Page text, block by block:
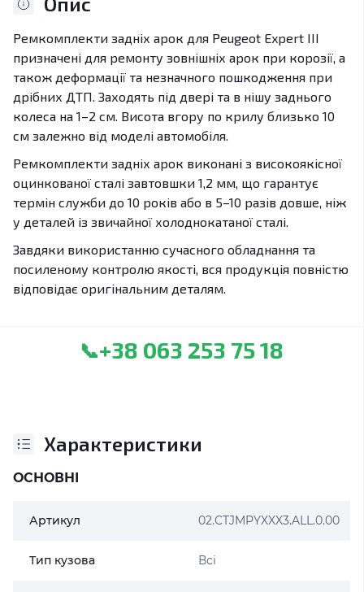
Ремкомплекти задніх арок для Peugeot Expert III
призначені для ремонту зовнішніх арок при корозії, а
також деформації та незначного пошкодження при
дрібних ДТП. Заходять під двері та в нішу заднього
колеса на 1–2 см. Висота вгору по крилу близько 10
см залежно від моделі автомобіля.
Ремкомплекти задніх арок виконані з високоякісної
оцинкованої сталі завтовшки 1,2 мм, що гарантує
термін служби до 10 років або в 5–10 разів довше, ніж
у деталей із звичайної холоднокатаної сталі.
Завдяки використанню сучасного обладнання та
посиленому контролю якості, вся продукція повністю
відповідає оригінальним деталям.
📞+38 063 253 75 18
Характеристики
ОСНОВНІ
Артикул 02.CTJMPYXXX3.ALL.0.00
Тип кузова Всі